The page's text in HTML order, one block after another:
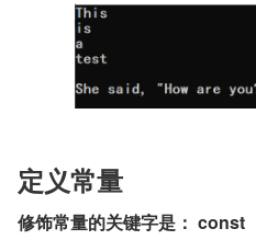
定义常量
修饰常量的关键字是： const